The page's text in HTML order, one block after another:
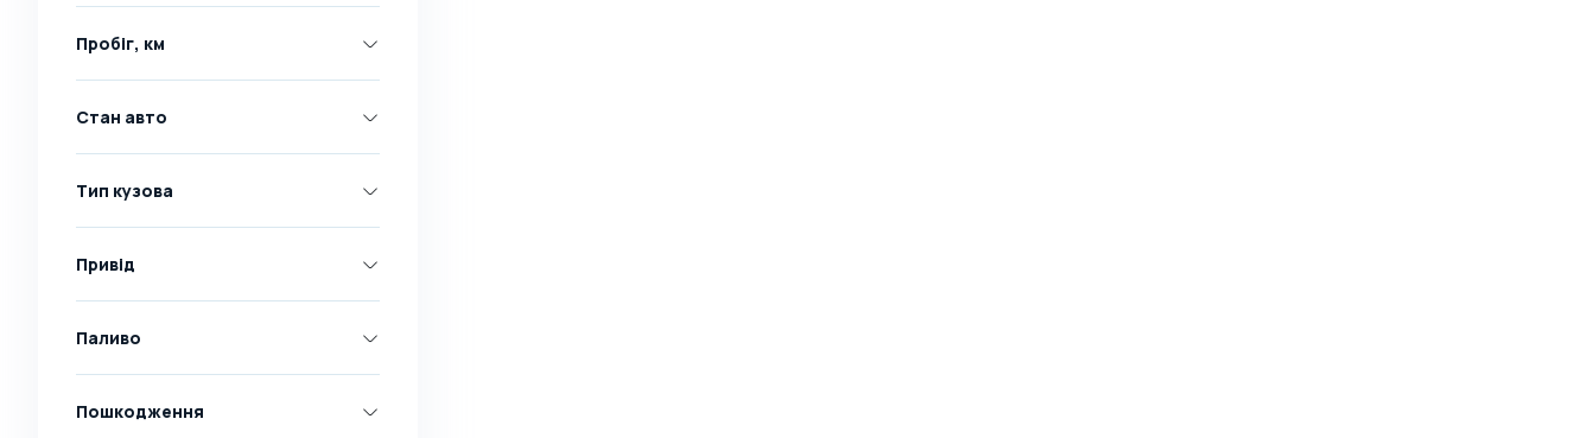
Skoda
Volkswagen
Abarth
AC
Acura
Adler
Alfa Romeo
Пробіг, км
Стан авто
Тип кузова
Привід
Паливо
Пошкодження